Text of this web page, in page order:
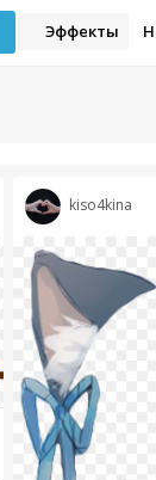
Эффекты
kiso4kina